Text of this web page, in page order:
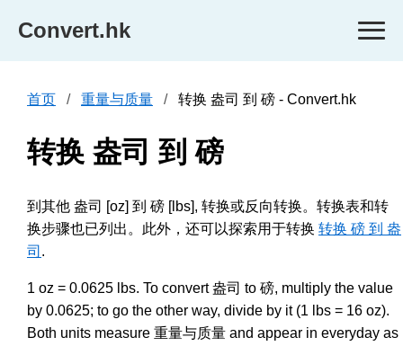
Convert.hk
首页 重量与质量 转换 盎司 到 磅 - Convert.hk
转换 盎司 到 磅
到其他 盎司 [oz] 到 磅 [lbs], 转换或反向转换。转换表和转
换步骤也已列出。此外，还可以探索用于转换 转换 磅 到 盎
司 .
1 oz = 0.0625 lbs. To convert 盎司 to 磅, multiply the value
by 0.0625; to go the other way, divide by it (1 lbs = 16 oz).
Both units measure 重量与质量 and appear in everyday as